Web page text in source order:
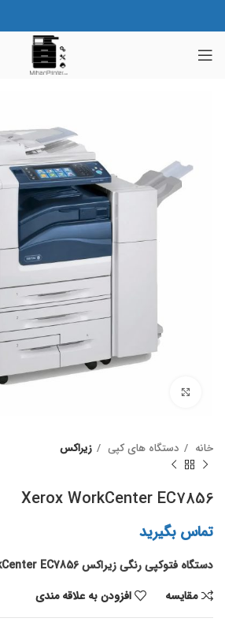
خانه دستگاه های ک‍پی زیراکس
Xerox WorkCenter EC7856
تماس بگیرید
دستگاه فتوکپی رنگی زیراکس WorkCenter EC7856
مقايسه
افزودن به علاقه مندی